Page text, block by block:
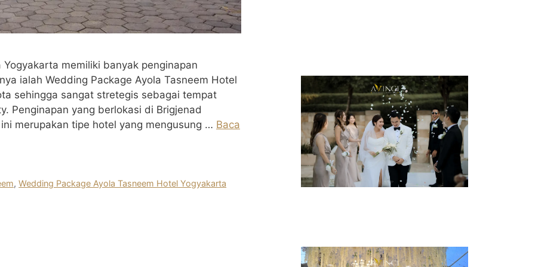
memiliki banyak penginapan
ialah Wedding Package Ayola Tasneem Hotel
sehingga sangat stretegis sebagai tempat
Penginapan yang berlokasi di Brigjenad
merupakan tipe hotel yang mengusung … Baca
,Wedding Package Ayola Tasneem Hotel Yogyakarta